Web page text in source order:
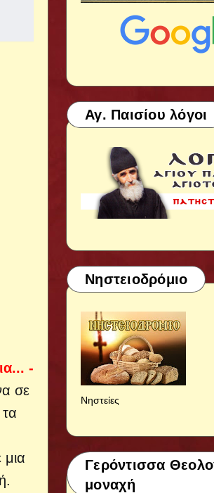
-
σε
Αγ. Παισίου λόγοι
Νηστειοδρόμιο
Νηστείες
Γερόντισσα
μοναχή